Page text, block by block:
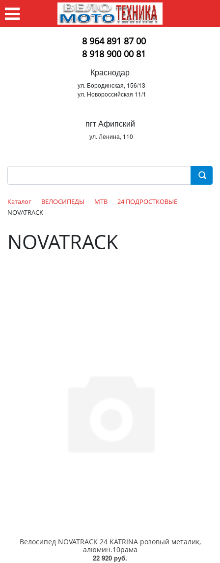
8 964 891 87 00
8 918 900 00 81
Краснодар
ул. Бородинская, 156/13
ул. Новороссийская 11/1
пгт Афипский
ул. Ленина, 110
Каталог ВЕЛОСИПЕДЫ MTB
24 ПОДРОСТКОВЫЕ
NOVATRACK
NOVATRACK
Велосипед NOVATRACK 24 KATRINA розовый металик,
алюмин.10рама
22 920 руб.